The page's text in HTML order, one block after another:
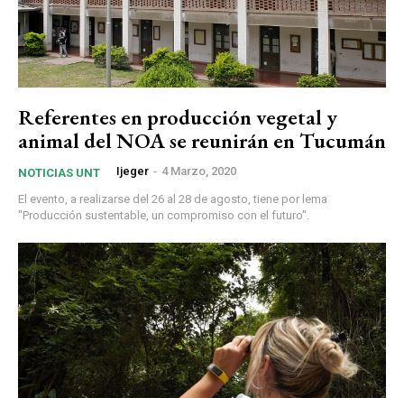
Referentes en producción vegetal y
animal del NOA se reunirán en Tucumán
NOTICIAS UNT Ijeger - 4 Marzo, 2020
El evento, a realizarse del 26 al 28 de agosto, tiene por lema
"Producción sustentable, un compromiso con el futuro".